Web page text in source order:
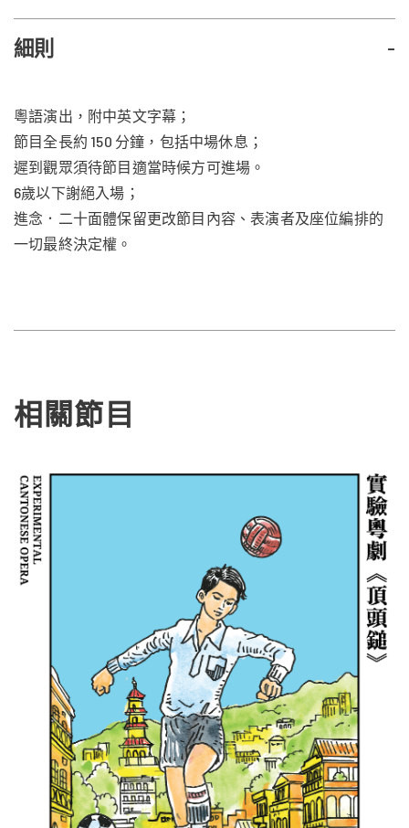
門票現正於 進念購票平台*、城市售票網及坪山大劇院票務
平台上公開發售。
票價：$680#、$480、$280、$180
*進念購票平台 ZUNI TICKETING專享免手續費購買進念演出
門票
凡於進念購票平台購買胡恩威推理劇場 《13.67》2.0 正價
門票，可獲得八五折優惠碼^，購買廣東話黑色話劇《唔講
得》之任何正價門票。名額有限，額滿即止！
節目詳情
2025.5.10（六）下午 3 時、晚上 8 時
吉隆坡表演藝術中心壹劇場
第五屆粵港澳大灣區中國戲劇文化節參演劇目
2025.5.16（五）晚上 7 時半
2025.5.17（六）下午 2 時半
廣州大劇院 歌劇廳
巡演
口琴演奏（錄音）：李俊樂
製作（巡演）
製作及舞台監督：李浩賢
影像/ 動畫制作助理：湯舒婷
創作助理：李嘉怡
服裝助理：陳偉兒
舞台助理：鄭珮汶、徐健雄、施鎮宇、余曉澄
行政
國際交流總監及監製：黃裕偉
總經理（行政及財務） ：陳世明
總經理（節目）：簡溢雅
巡演經理：周寶儀
行政經理：鄭慧明
節目及藝術推廣經理：吳夢珊
節目助理：陸思伶
海報設計執行：麥皓清
細則 -
粵語演出，附中英文字幕；
節目全長約 150 分鐘，包括中場休息；
遲到觀眾須待節目適當時候方可進場。
6歲以下謝絕入場；
進念．二十面體保留更改節目內容、表演者及座位編排的
一切最終決定權。
相關節目